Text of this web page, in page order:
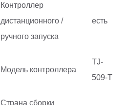
Контроллер
дистанционного /
ручного запуска
есть
Модель контроллера
TJ-
509-T
Страна сборки